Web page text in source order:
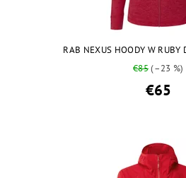
RAB NEXUS HOODY W
€85(–23 %)
€65